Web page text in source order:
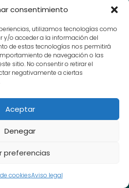
consentimiento
utilizamos tecnologías como
y/o acceder a la información del
de estas tecnologías nos permitirá
de navegación o las
sitio. No consentir o retirar el
negativamente a ciertas
Aceptar
Denegar
preferencias
cookiesAviso legal
del bonsái, cuida y